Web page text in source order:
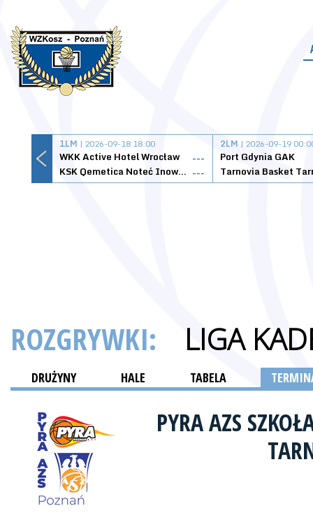
1LM | 2026-09-18 18:00
WKK Active Hotel Wrocław
---
KSK Qemetica Noteć Inowrocław ---
2LM | 2026-09-19
Port Gdynia GAK
ROZGRYWKI: LIGA
DRUŻYNY HALE TABELA
PYRA AZS